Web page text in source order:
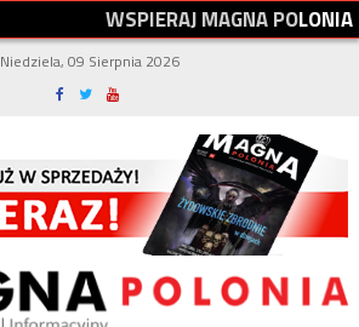
WSPIERAJMAGNAPOLONIA
Niedziela, 09 Sierpnia 2026